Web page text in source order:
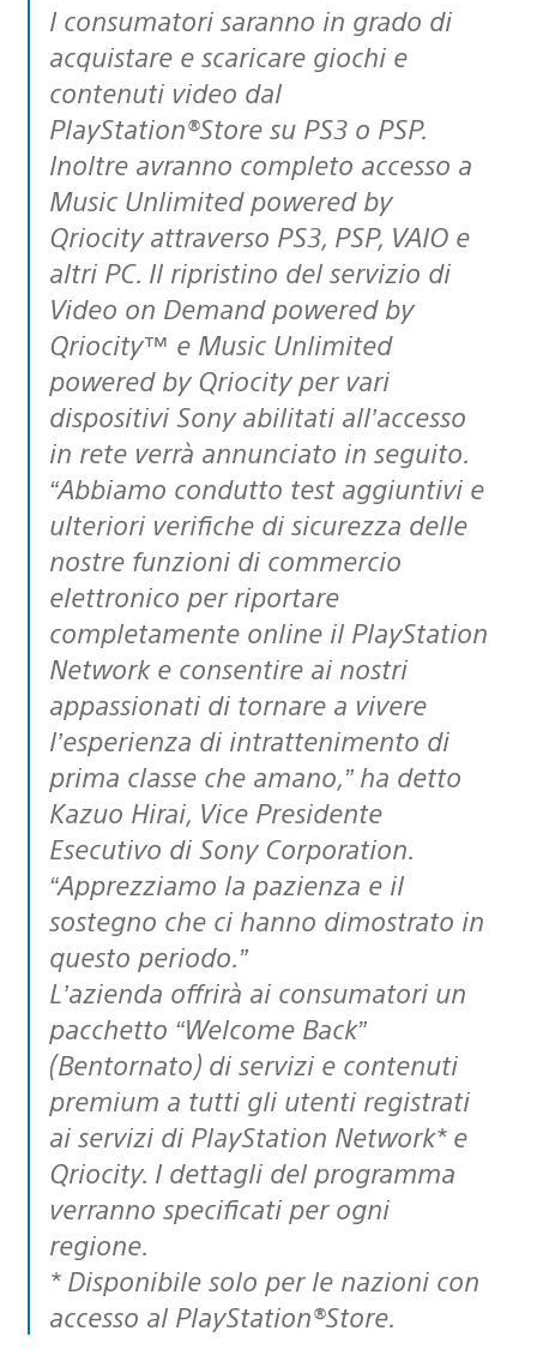
I consumatori saranno in grado di
acquistare e scaricare giochi e
contenuti video dal
PlayStation®Store su PS3 o PSP.
Inoltre avranno completo accesso a
Music Unlimited powered by
Qriocity attraverso PS3, PSP, VAIO e
altri PC. Il ripristino del servizio di
Video on Demand powered by
Qriocity™ e Music Unlimited
powered by Qriocity per vari
dispositivi Sony abilitati all’accesso
in rete verrà annunciato in seguito.
“Abbiamo condutto test aggiuntivi e
ulteriori verifiche di sicurezza delle
nostre funzioni di commercio
elettronico per riportare
completamente online il PlayStation
Network e consentire ai nostri
appassionati di tornare a vivere
l’esperienza di intrattenimento di
prima classe che amano,” ha detto
Kazuo Hirai, Vice Presidente
Esecutivo di Sony Corporation.
“Apprezziamo la pazienza e il
sostegno che ci hanno dimostrato in
questo periodo.”
L’azienda offrirà ai consumatori un
pacchetto “Welcome Back”
(Bentornato) di servizi e contenuti
premium a tutti gli utenti registrati
ai servizi di PlayStation Network* e
Qriocity. I dettagli del programma
verranno specificati per ogni
regione.
* Disponibile solo per le nazioni con
accesso al PlayStation®Store.